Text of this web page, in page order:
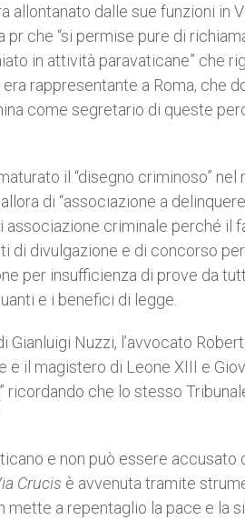
allontanato dalle sue funzioni in
che “si permise pure di
in attività paravaticane” che
rappresentante a Roma, che
come segretario di queste
il “disegno criminoso” nel
di “associazione a
associazione criminale perché il
di divulgazione e di concorso
per insufficienza di prove da
e i benefici di legge.
Nuzzi, l’avvocato
il magistero di Leone XIII e
ricordando che lo stesso
e non può essere accusato
Crucis è avvenuta tramite
mette a repentaglio la pace e la